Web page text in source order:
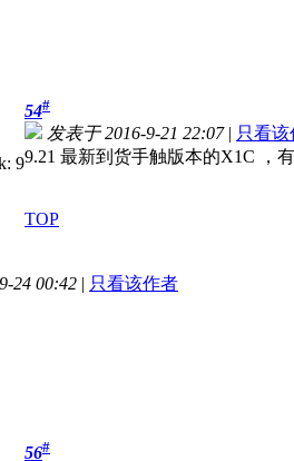
54#
发表于 2016-9-21 22:07| 只看该
9.21 最新到货手触版本的X1C ，
TOP
24 00:42 | 只看该作者
56#